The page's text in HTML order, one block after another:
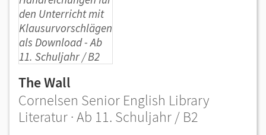
The Wall
Cornelsen Senior English Library
Literatur · Ab 11. Schuljahr / B2